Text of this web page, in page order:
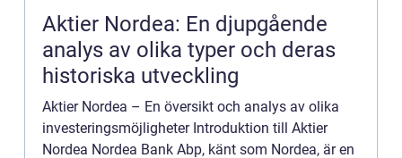
Aktier Nordea: En djupgående
analys av olika typer och deras
historiska utveckling
Aktier Nordea – En översikt och analys av olika
investeringsmöjligheter Introduktion till Aktier
Nordea Nordea Bank Abp, känt som Nordea, är en